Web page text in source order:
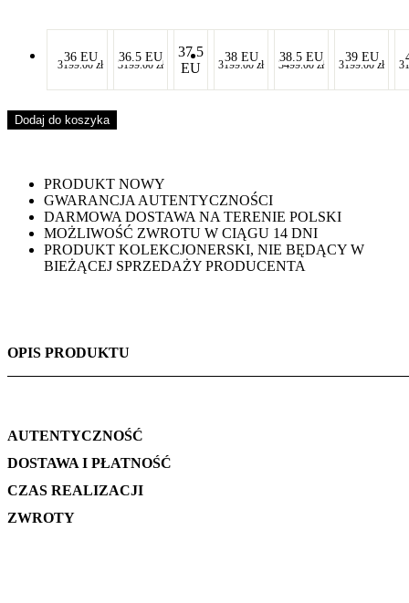
PRODUKT NOWY
GWARANCJA AUTENTYCZNOŚCI
DARMOWA DOSTAWA NA TERENIE POLSKI
MOŻLIWOŚĆ ZWROTU W CIĄGU 14 DNI
PRODUKT KOLEKCJONERSKI, NIE BĘDĄCY W
BIEŻĄCEJ SPRZEDAŻY PRODUCENTA
-
36 EU
-
3199.00zł
-
36.5 EU
-
3199.00zł
37.5
EU
-
38 EU
-
3199.00zł
-
38.5 EU
-
3499.00zł
-
39 EU
-
3199.00zł
Dodaj do koszyka
OPIS PRODUKTU
AUTENTYCZNOŚĆ
DOSTAWA I PŁATNOŚĆ
CZAS REALIZACJI
ZWROTY